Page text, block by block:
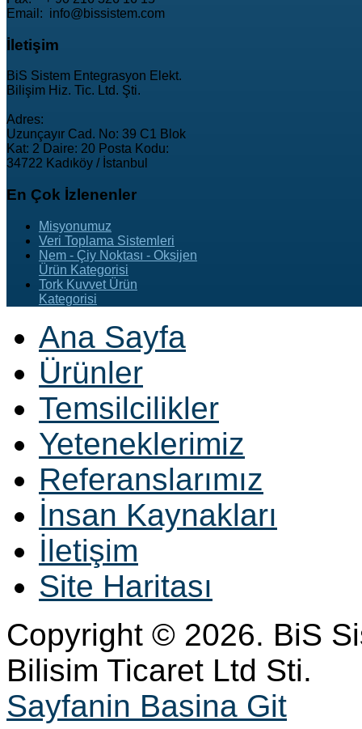
Email: info@bissistem.com
İletişim
BiS Sistem Entegrasyon Elekt.
Bilişim Hiz. Tic. Ltd. Şti.
Adres:
Uzunçayır Cad. No: 39 C1 Blok
Kat: 2 Daire: 20 Posta Kodu:
34722 Kadıköy / İstanbul
En Çok İzlenenler
Misyonumuz
Veri Toplama Sistemleri
Nem - Çiy Noktası - Oksijen
Ürün Kategorisi
Tork Kuvvet Ürün
Kategorisi
Ana Sayfa
Ürünler
Temsilcilikler
Yeteneklerimiz
Referanslarımız
İnsan Kaynakları
İletişim
Site Haritası
Copyright © 2026. BiS
Bilisim Ticaret Ltd Sti.
Sayfanin Basina Git